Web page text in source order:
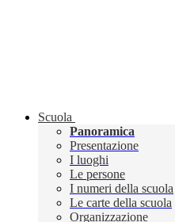
Scuola
Panoramica
Presentazione
I luoghi
Le persone
I numeri della scuola
Le carte della scuola
Organizzazione